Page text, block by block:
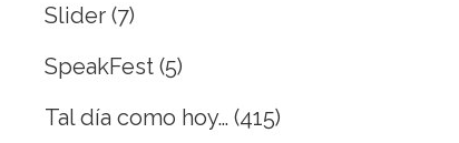
Slider (7)
SpeakFest (5)
Tal día como hoy… (415)